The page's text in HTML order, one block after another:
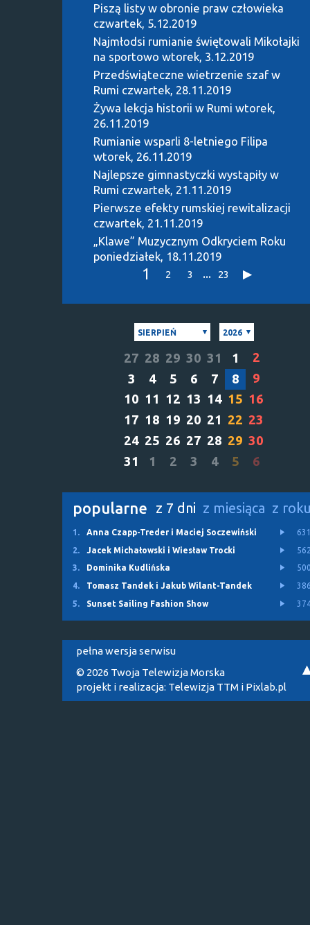
Piszą listy w obronie praw człowieka
czwartek, 5.12.2019
Najmłodsi rumianie świętowali Mikołajki
na sportowo wtorek, 3.12.2019
Przedświąteczne wietrzenie szaf w
Rumi czwartek, 28.11.2019
Żywa lekcja historii w Rumi wtorek,
26.11.2019
Rumianie wsparli 8-letniego Filipa
wtorek, 26.11.2019
Najlepsze gimnastyczki wystąpiły w
Rumi czwartek, 21.11.2019
Pierwsze efekty rumskiej rewitalizacji
czwartek, 21.11.2019
„Klawe” Muzycznym Odkryciem Roku
poniedziałek, 18.11.2019
1 2 3 ... 23
SIERPIEŃ 2026
27 28 29 30 31 1
2
3
4 5 6 7 8
9
10 11 12 13 14 15 16
17 18 19 20 21 22 23
24 25 26 27 28 29 30
31
1 2 3 4 5 6
popularne z 7 dni z miesiąca z
1. Anna Czapp-Treder i Maciej Soczewiński
2.
Jacek Michałowski i Wiesław Trocki
3.
Dominika Kudlińska
4.
Tomasz Tandek i Jakub Wilant-Tandek
5.
Sunset Sailing Fashion Show
pełna wersja serwisu
© 2026 Twoja Telewizja Morska
projekt i realizacja: Telewizja TTM i Pixlab.pl